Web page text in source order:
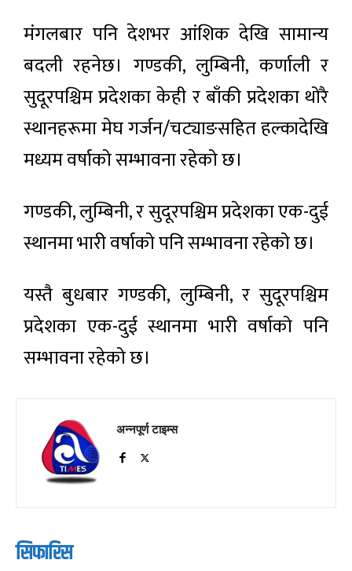
मंगलबार पनि देशभर आंशिक देखि सामान्य
बदली रहनेछ। गण्डकी, लुम्बिनी, कर्णाली र
सुदूरपश्चिम प्रदेशका केही र बाँकी प्रदेशका थोरै
स्थानहरूमा मेघ गर्जन/चट्याङसहित हल्कादेखि
मध्यम वर्षाको सम्भावना रहेको छ।
गण्डकी, लुम्बिनी, र सुदूरपश्चिम प्रदेशका एक-दुई
स्थानमा भारी वर्षाको पनि सम्भावना रहेको छ।
यस्तै बुधबार गण्डकी, लुम्बिनी, र सुदूरपश्चिम
प्रदेशका एक-दुई स्थानमा भारी वर्षाको पनि
सम्भावना रहेको छ।
अन्नपूर्ण टाइम्स
सिफारिस